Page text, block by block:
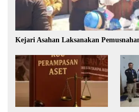
Kejari Asahan Laksanakan